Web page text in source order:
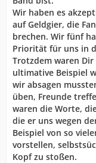
Wir haben es
auf Geldgier, die
brechen. Wir fünf
Priorität für uns in
Trotzdem waren
ultimative Beispiel
wir absagen
üben, Freunde
waren die Worte,
die er uns wegen
Beispiel von so
vorstellen,
Kopf zu stoßen.